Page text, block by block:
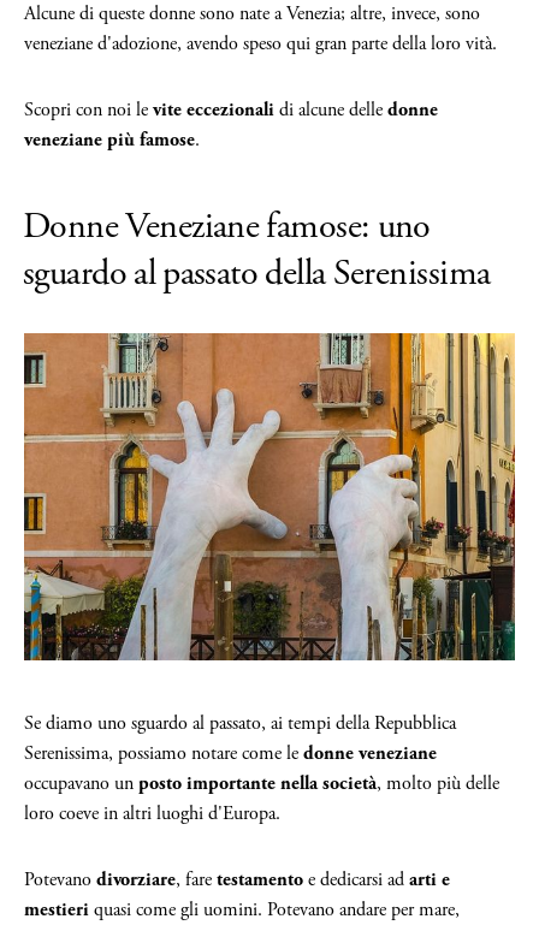
Alcune di queste donne sono nate a Venezia; altre, invece, sono
veneziane d'adozione, avendo speso qui gran parte della loro vità.
Scopri con noi levite eccezionalidi alcune delledonne
veneziane più famose.
Donne Veneziane famose: uno
sguardo al passato della Serenissima
Se diamo uno sguardo al passato, ai tempi della Repubblica
Serenissima, possiamo notare come ledonne veneziane
occupavano unposto importante nella società, molto più delle
loro coeve in altri luoghi d'Europa.
Potevanodivorziare, faretestamentoe dedicarsi adarti e
mestieriquasi come gli uomini. Potevano andare per mare,